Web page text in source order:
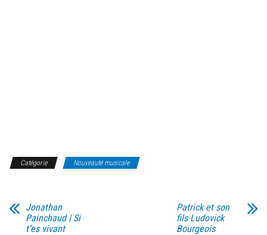
Catégorie Nouveauté musicale
Jonathan
Painchaud | Si
t’es vivant
Patrick et son
fils Ludovick
Bourgeois